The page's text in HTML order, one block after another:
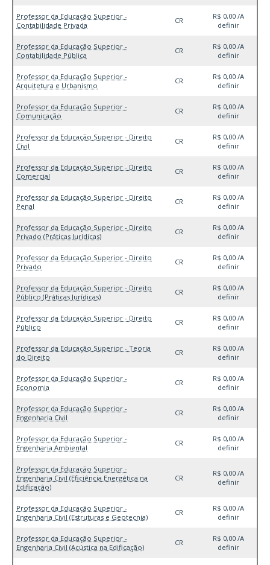
Professor da Educação Superior -
Contabilidade Privada
CR
R$ 0,00 /A
definir
Professor da Educação Superior -
Contabilidade Pública
CR
R$ 0,00 /A
definir
Professor da Educação Superior -
Arquitetura e Urbanismo
CR
R$ 0,00 /A
definir
Professor da Educação Superior -
Comunicação
CR
R$ 0,00 /A
definir
Professor da Educação Superior - Direito
Civil
CR
R$ 0,00 /A
definir
Professor da Educação Superior - Direito
Comercial
CR
R$ 0,00 /A
definir
Professor da Educação Superior - Direito
Penal
CR
R$ 0,00 /A
definir
Professor da Educação Superior - Direito
Privado (Práticas Jurídicas)
CR
R$ 0,00 /A
definir
Professor da Educação Superior - Direito
Privado
CR
R$ 0,00 /A
definir
Professor da Educação Superior - Direito
Público (Práticas Jurídicas)
CR
R$ 0,00 /A
definir
Professor da Educação Superior - Direito
Público
CR
R$ 0,00 /A
definir
Professor da Educação Superior - Teoria
do Direito
CR
R$ 0,00 /A
definir
Professor da Educação Superior -
Economia
CR
R$ 0,00 /A
definir
Professor da Educação Superior -
Engenharia Civil
CR
R$ 0,00 /A
definir
Professor da Educação Superior -
Engenharia Ambiental
CR
R$ 0,00 /A
definir
Professor da Educação Superior -
Engenharia Civil (Eficiência Energética na
Edificação)
CR
R$ 0,00 /A
definir
Professor da Educação Superior -
Engenharia Civil (Estruturas e Geotecnia)
CR
R$ 0,00 /A
definir
Professor da Educação Superior -
Engenharia Civil (Acústica na Edificação)
CR
R$ 0,00 /A
definir